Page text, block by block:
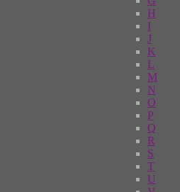
H
I
J
K
L
M
N
O
P
Q
R
S
T
U